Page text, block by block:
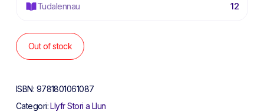
Tudalennau 12
Out of stock
ISBN: 9781801061087
Categori:Llyfr Stori a Llun